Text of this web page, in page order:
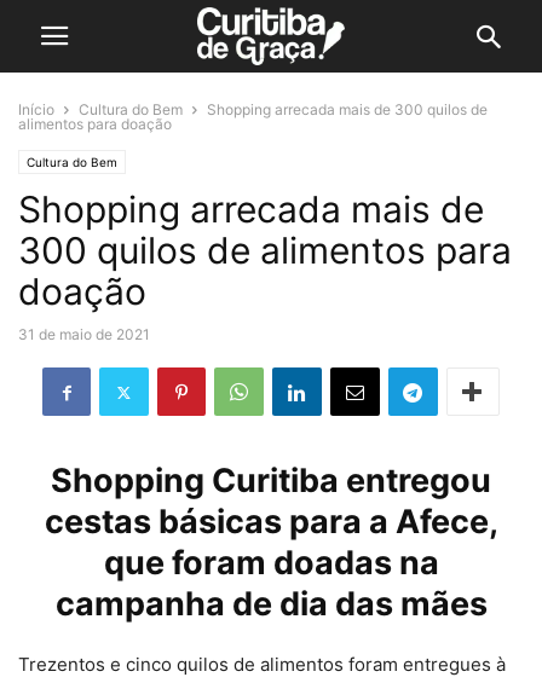
Início Cultura do Bem
Shopping arrecada mais de 300 quilos de
alimentos para doação
Cultura do Bem
Shopping arrecada mais de
300 quilos de alimentos para
doação
31 de maio de 2021
Shopping Curitiba entregou
cestas básicas para a Afece,
que foram doadas na
campanha de dia das mães
Trezentos e cinco quilos de alimentos foram entregues à